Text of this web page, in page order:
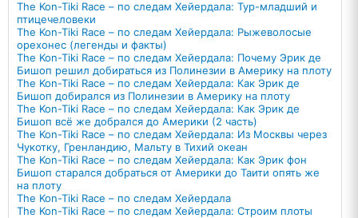
The Kon-Tiki Race – по следам Хейердала: Тур-младший и
птицечеловеки
The Kon-Tiki Race – по следам Хейердала: Рыжеволосые
орехонес (легенды и факты)
The Kon-Tiki Race – по следам Хейердала: Почему Эрик де
Бишоп решил добираться из Полинезии в Америку на плоту
The Kon-Tiki Race – по следам Хейердала: Как Эрик де
Бишоп добирался из Полинезии в Америку на плоту
The Kon-Tiki Race – по следам Хейердала: Как Эрик де
Бишоп всё же добрался до Америки (2 часть)
The Kon-Tiki Race – по следам Хейердала: Из Москвы через
Чукотку, Гренландию, Мальту в Тихий океан
The Kon-Tiki Race – по следам Хейердала: Как Эрик фон
Бишоп старался добраться от Америки до Таити опять же
на плоту
The Kon-Tiki Race – по следам Хейердала
The Kon-Tiki Race – по следам Хейердала: Строим плоты